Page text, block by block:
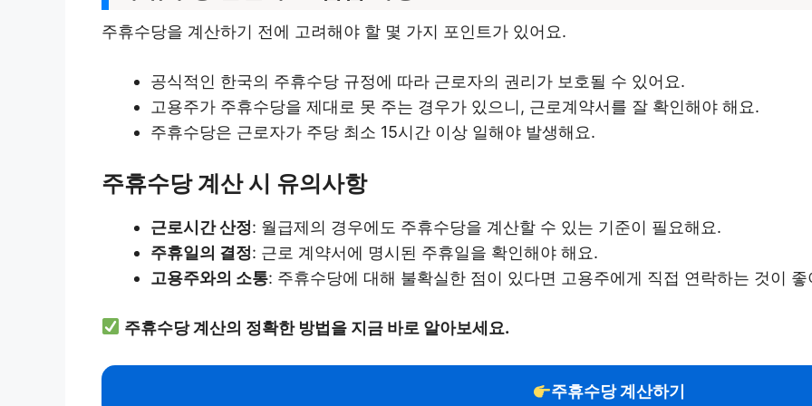
주휴수당을 계산하기 전에 고려해야 할 몇 가지 포인트가 있어요.
공식적인 한국의 주휴수당 규정에 따라 근로자의 권리가 보호될 수 있어요.
고용주가 주휴수당을 제대로 못 주는 경우가 있으니, 근로계약서를 잘 확인해야 해요.
주휴수당은 근로자가 주당 최소 15시간 이상 일해야 발생해요.
주휴수당 계산 시 유의사항
근로시간 산정: 월급제의 경우에도 주휴수당을 계산할 수 있는 기준이 필요해요.
주휴일의 결정: 근로 계약서에 명시된 주휴일을 확인해야 해요.
고용주와의 소통: 주휴수당에 대해 불확실한 점이 있다면 고용주에게 직접 연락하는 것이 좋
주휴수당 계산의 정확한 방법을 지금 바로 알아보세요.
주휴수당 계산하기